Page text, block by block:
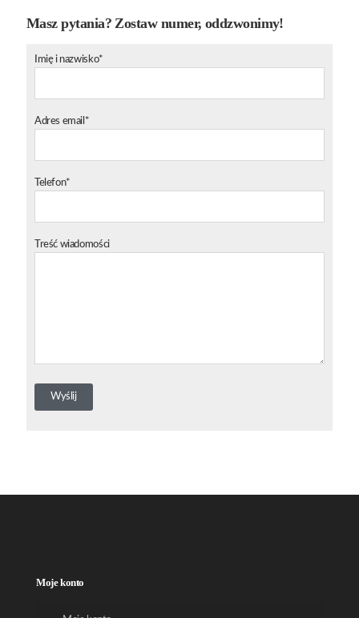
Masz pytania? Zostaw numer, oddzwonimy!
Imię i nazwisko*
Adres email*
Telefon*
Treść wiadomości
Moje konto